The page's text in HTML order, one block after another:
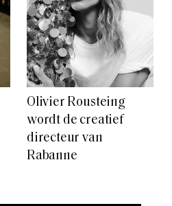
Olivier Rousteing
wordt de creatief
directeur van
Rabanne